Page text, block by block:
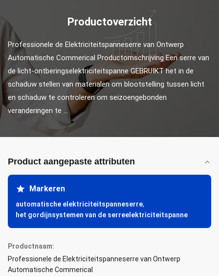
Productoverzicht
Professionele de Elektriciteitspanneserre van Ontwerp
Automatische Commerical Productomschrijving Een serre van
de licht-ontberingselektriciteitspanne GEBRUIKT het in de
schaduw stellen van materialen om blootstelling tussen licht
en schaduw te controleren om seizoengebonden
veranderingen te ...
Product aangepaste attributen
Markeren
automatische elektriciteitspanneserre,
het gordijnsystemen van de serreelektriciteitspanne
Productnaam:
Professionele de Elektriciteitspanneserre van Ontwerp
Automatische Commerical